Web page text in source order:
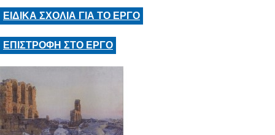
ΕΙΔΙΚΑ ΣΧΟΛΙΑ ΓΙΑ ΤΟ ΕΡΓΟ
ΕΠΙΣΤΡΟΦΗ ΣΤΟ ΕΡΓΟ